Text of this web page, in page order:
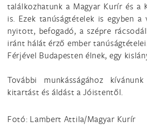
találkozhatunk a Magyar Kurír és a
is. Ezek tanúságtételek is egyben a
nyitott, befogadó, a szépre
iránt hálát érző ember
Férjével Budapesten élnek, egy
További munkásságához
kitartást és áldást a Jóistentől.
Fotó: Lambert Attila/Magyar Kurír